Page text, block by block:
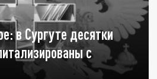
в Сургуте десятки
с